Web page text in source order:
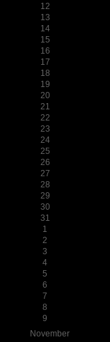
12
13
14
15
16
17
18
19
20
21
22
23
24
25
26
27
28
29
30
31
1
2
3
4
5
6
7
8
9
November